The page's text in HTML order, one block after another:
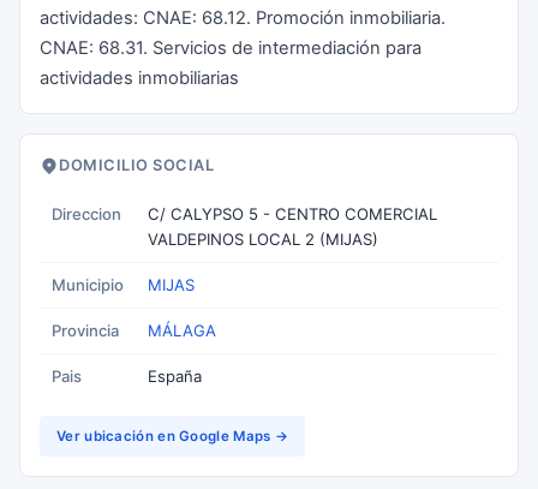
actividades: CNAE: 68.12. Promoción inmobiliaria.
CNAE: 68.31. Servicios de intermediación para
actividades inmobiliarias
DOMICILIO SOCIAL
Direccion
C/ CALYPSO 5 - CENTRO COMERCIAL
VALDEPINOS LOCAL 2 (MIJAS)
Municipio MIJAS
Provincia MÁLAGA
Pais España
Ver ubicación en Google Maps →